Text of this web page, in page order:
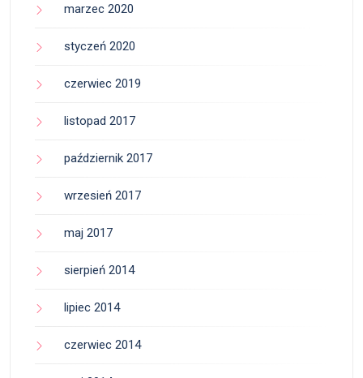
marzec 2020
styczeń 2020
czerwiec 2019
listopad 2017
październik 2017
wrzesień 2017
maj 2017
sierpień 2014
lipiec 2014
czerwiec 2014